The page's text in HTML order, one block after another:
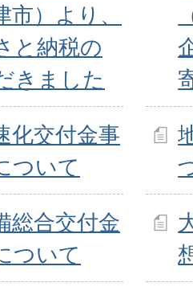
市）より、
と納税の
きました
化交付金事
ついて
総合交付金
ついて